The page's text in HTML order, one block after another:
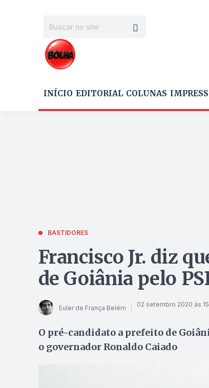
INÍCIO EDITORIAL COLUNAS
BASTIDORES
Francisco Jr. diz
de Goiânia pelo
Euler de França Belém 02 setembro 2020 às
O pré-candidato a prefeito de
o governador Ronaldo Caiado